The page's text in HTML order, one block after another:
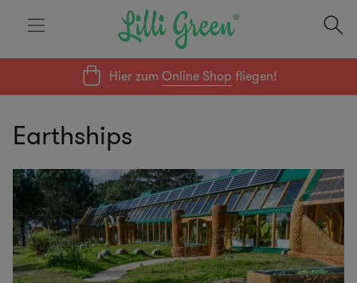
Hier zumOnline Shop fliegen!
Earthships